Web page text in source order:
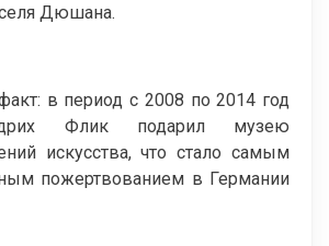
Дюшана.
в период с 2008 по 2014 год
Флик подарил музею
искусства, что стало самым
пожертвованием в Германии